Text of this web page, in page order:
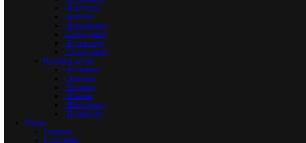
- Партнеру
- Коллеге
- Начальнице
- Сотруднику
- Бухгалтеру
- Сотруднице
Подарки детям
- Мальчику
- Девочке
- Малышу
- Юноше
- Школьнику
- Подростку
Повод
1 апреля
1 сентября